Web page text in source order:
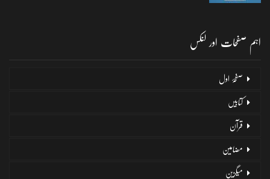
اہم صفحات اور لنکس
صفحۂ اول
کتابیں
قرآن
مضامین
میگزین